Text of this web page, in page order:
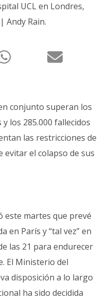
UCL en Londres,
Andy Rain.
conjunto superan los
los 285.000 fallecidos
las restricciones de
evitar el colapso de sus
este martes que prevé
en París y “tal vez” en
las 21 para endurecer
El Ministerio del
disposición a lo largo
ha sido decidida